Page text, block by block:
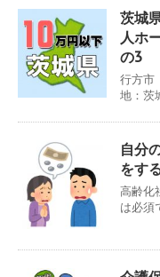
茨城
人ホ
の3
行方
地：茨
自分
をす
高齢化
は必須